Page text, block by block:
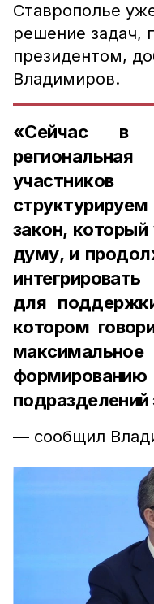
Ставрополье
решение задач,
президентом,
Владимиров.
«Сейчас в
закон,
думу, и
для
котором
— сообщил